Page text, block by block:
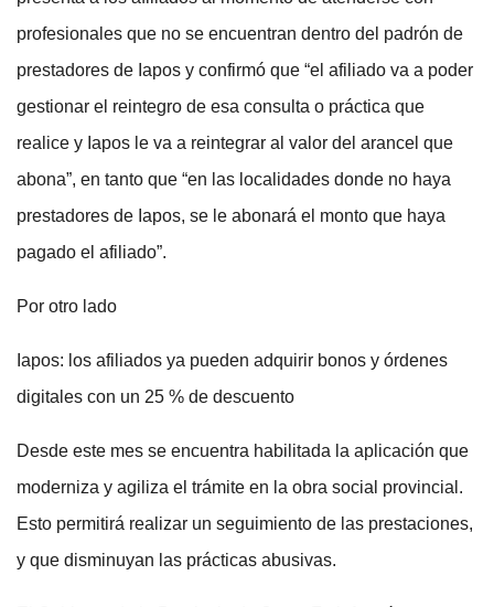
profesionales que no se encuentran dentro del padrón de
prestadores de Iapos y confirmó que “el afiliado va a poder
gestionar el reintegro de esa consulta o práctica que
realice y Iapos le va a reintegrar al valor del arancel que
abona”, en tanto que “en las localidades donde no haya
prestadores de Iapos, se le abonará el monto que haya
pagado el afiliado”.
Por otro lado
Iapos: los afiliados ya pueden adquirir bonos y órdenes
digitales con un 25 % de descuento
Desde este mes se encuentra habilitada la aplicación que
moderniza y agiliza el trámite en la obra social provincial.
Esto permitirá realizar un seguimiento de las prestaciones,
y que disminuyan las prácticas abusivas.